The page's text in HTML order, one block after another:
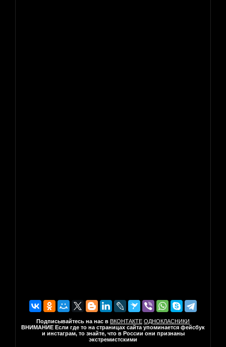
Подписывайтесь на нас в ВКОНТАКТЕ ОДНОКЛАСНИКИ
ВНИМАНИЕ Если где то на страницах сайта упоминается фейсбук
и инстаграм, то знайте, что в России они признаны
экстремистскими